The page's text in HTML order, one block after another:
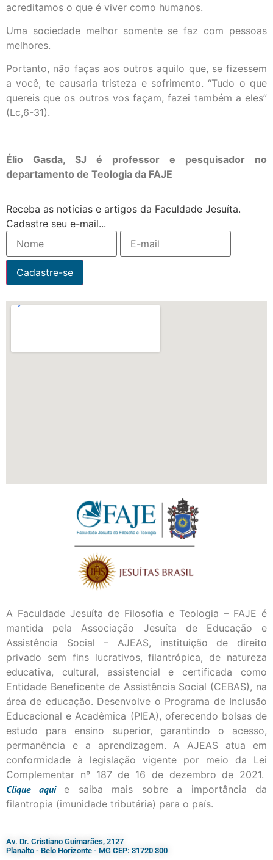
acreditamos o que é viver como humanos.
Uma sociedade melhor somente se faz com pessoas
melhores.
Portanto, não faças aos outros aquilo que, se fizessem
a você, te causaria tristeza e sofrimento. “Tudo o que
quereis que os outros vos façam, fazei também a eles”
(Lc,6-31).
Élio Gasda, SJ é professor e pesquisador no
departamento de Teologia da FAJE
Receba as notícias e artigos da Faculdade Jesuíta.
Cadastre seu e-mail...
A Faculdade Jesuíta de Filosofia e Teologia – FAJE é
mantida pela Associação Jesuíta de Educação e
Assistência Social – AJEAS, instituição de direito
privado sem fins lucrativos, filantrópica, de natureza
educativa, cultural, assistencial e certificada como
Entidade Beneficente de Assistência Social (CEBAS), na
área de educação. Desenvolve o Programa de Inclusão
Educacional e Acadêmica (PIEA), oferecendo bolsas de
estudo para ensino superior, garantindo o acesso,
permanência e a aprendizagem. A AJEAS atua em
conformidade à legislação vigente por meio da Lei
Complementar nº 187 de 16 de dezembro de 2021.
Cliqueaqui
e saiba mais sobre a importância da
filantropia (imunidade tributária) para o país.
Av. Dr. Cristiano Guimarães, 2127
Planalto - Belo Horizonte - MG CEP: 31720 300